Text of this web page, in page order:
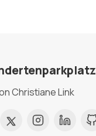
Christiane Link